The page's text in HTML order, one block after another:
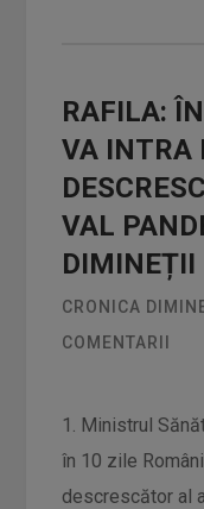
RAFILA:
VA INTRA
VAL
DIMINEȚII
CRONICA
COMENTARII
1. Ministrul
în 10 zile
descrescător al